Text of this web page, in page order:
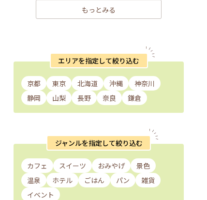
もっとみる
エリアを指定して絞り込む
京都 東京 北海道 沖縄
神奈川
静岡
山梨 長野 奈良 鎌倉
ジャンルを指定して絞り込む
カフェ スイーツ おみやげ
景色
温泉
ホテル ごはん パン
雑貨
イベント